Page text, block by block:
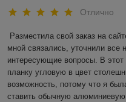
Отлично
Разместила свой заказ на
мной связались, уточнили все
интересующие вопросы. В
планку угловую в цвет
возможность, потому что я
ставить обычную